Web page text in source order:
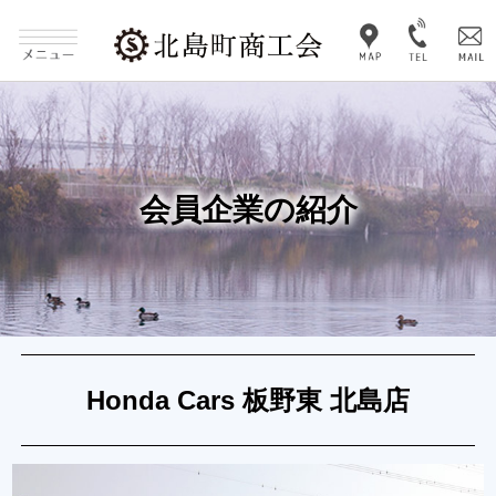
会員企業の紹介
Honda Cars 板野東 北島店